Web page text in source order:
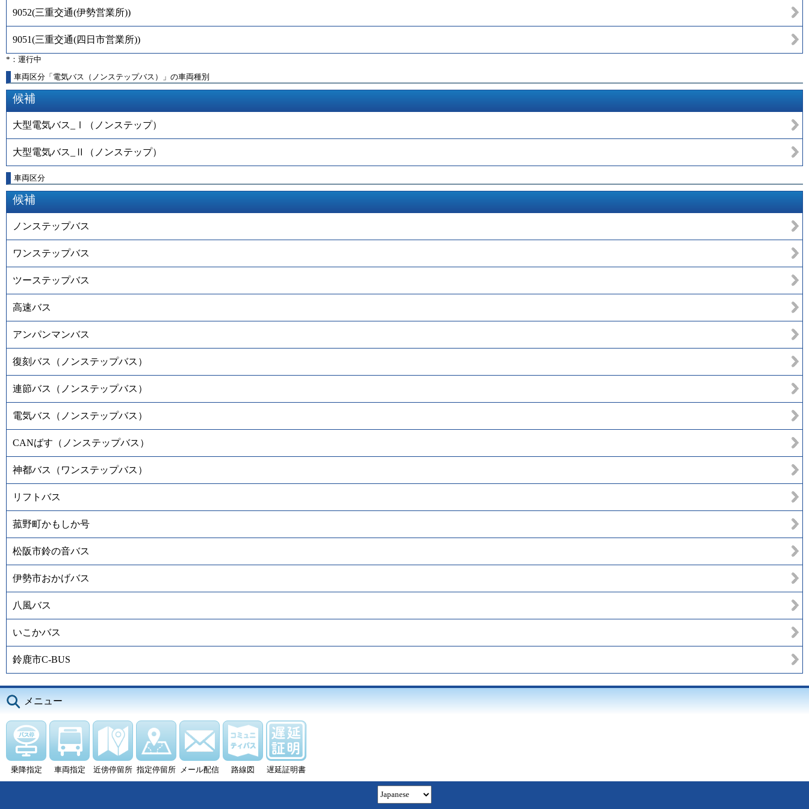
9052(三重交通(伊勢営業所))
9051(三重交通(四日市営業所))
*：運行中
車両区分「電気バス（ノンステップバス）」の車両種別
候補
大型電気バス_Ⅰ（ノンステップ）
大型電気バス_Ⅱ（ノンステップ）
車両区分
候補
ノンステップバス
ワンステップバス
ツーステップバス
高速バス
アンパンマンバス
復刻バス（ノンステップバス）
連節バス（ノンステップバス）
電気バス（ノンステップバス）
CANばす（ノンステップバス）
神都バス（ワンステップバス）
リフトバス
菰野町かもしか号
松阪市鈴の音バス
伊勢市おかげバス
八風バス
いこかバス
鈴鹿市C-BUS
メニュー
乗降指定 車両指定 近傍停留所 指定停留所 メール配信 路線図 遅延証明書